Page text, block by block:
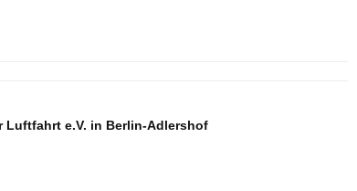
e.V. in Berlin-Adlershof